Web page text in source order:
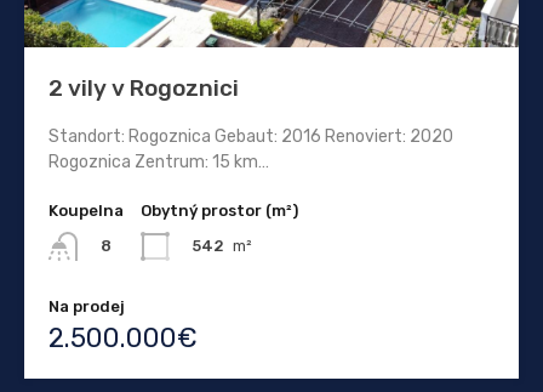
2 vily v Rogoznici
Standort: Rogoznica Gebaut: 2016 Renoviert: 2020
Rogoznica Zentrum: 15 km…
Koupelna
8
Obytný prostor (m²)
542 m²
Na prodej
2.500.000€